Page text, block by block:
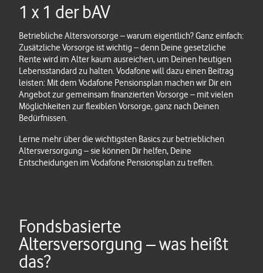
1 x 1 der bAV
Betriebliche Altersvorsorge – warum eigentlich? Ganz einfach:
Zusätzliche Vorsorge ist wichtig – denn Deine gesetzliche
Rente wird im Alter kaum ausreichen, um Deinen heutigen
Lebensstandard zu halten. Vodafone will dazu einen Beitrag
leisten: Mit dem Vodafone Pensionsplan machen wir Dir ein
Angebot zur gemeinsam finanzierten Vorsorge – mit vielen
Möglichkeiten zur flexiblen Vorsorge, ganz nach Deinen
Bedürfnissen.
Lerne mehr über die wichtigsten Basics zur betrieblichen
Altersversorgung – sie können Dir helfen, Deine
Entscheidungen im Vodafone Pensionsplan zu treffen.
Fondsbasierte
Altersversorgung – was heißt
das?